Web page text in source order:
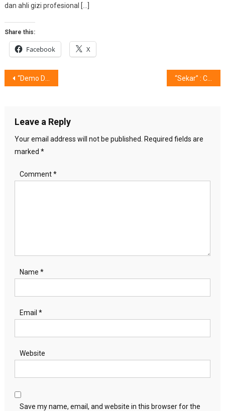
dan ahli gizi profesional […]
Share this:
Facebook X
Post
“Demo Day” Pesta 7 Startup Pilihan “Sekar” : Cinta Tanpa Pernah Melihat
Leave a Reply
Your email address will not be published.
Required fields are
marked *
Comment*
Name *
Email *
Website
Save my name, email, and website in this browser for the